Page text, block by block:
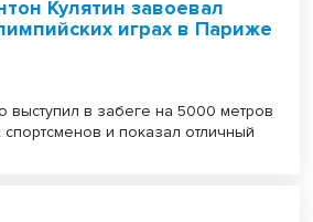
Кулятин завоевал
играх в Париже
выступил в забеге на 5000 метров
и показал отличный